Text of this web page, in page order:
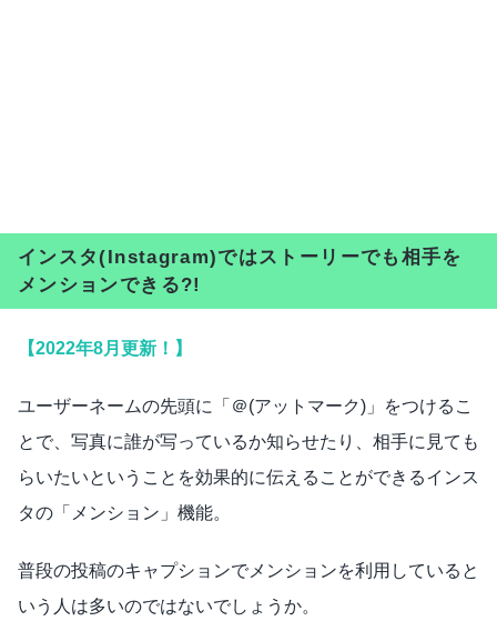
インスタ(Instagram)ではストーリーでも相手を
メンションできる?!
【2022年8月更新！】
ユーザーネームの先頭に「＠(アットマーク)」をつけるこ
とで、写真に誰が写っているか知らせたり、相手に見ても
らいたいということを効果的に伝えることができるインス
タの「メンション」機能。
普段の投稿のキャプションでメンションを利用していると
いう人は多いのではないでしょうか。